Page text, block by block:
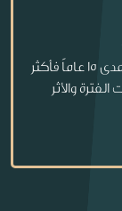
قصة نجاح لما تحقق من إنجازات على مدى 15 عاماً فأكثر
والأثر